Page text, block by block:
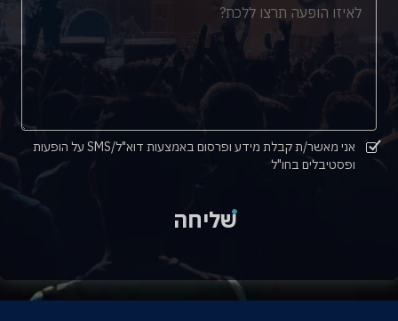
אני מאשר/ת קבלת מידע ופרסום באמצעות דוא"ל/SMS על הופעות
ופסטיבלים בחו"ל
שליחה